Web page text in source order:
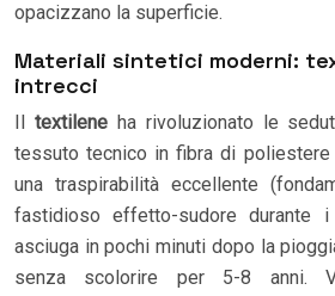
opacizzano la superficie.
Materiali sintetici moderni:
intrecci
Il textileneha rivoluzionato le
tessuto tecnico in fibra di
una traspirabilità eccellente
fastidioso effetto-sudore durante
asciuga in pochi minuti dopo la
senza scolorire per 5-8 anni.